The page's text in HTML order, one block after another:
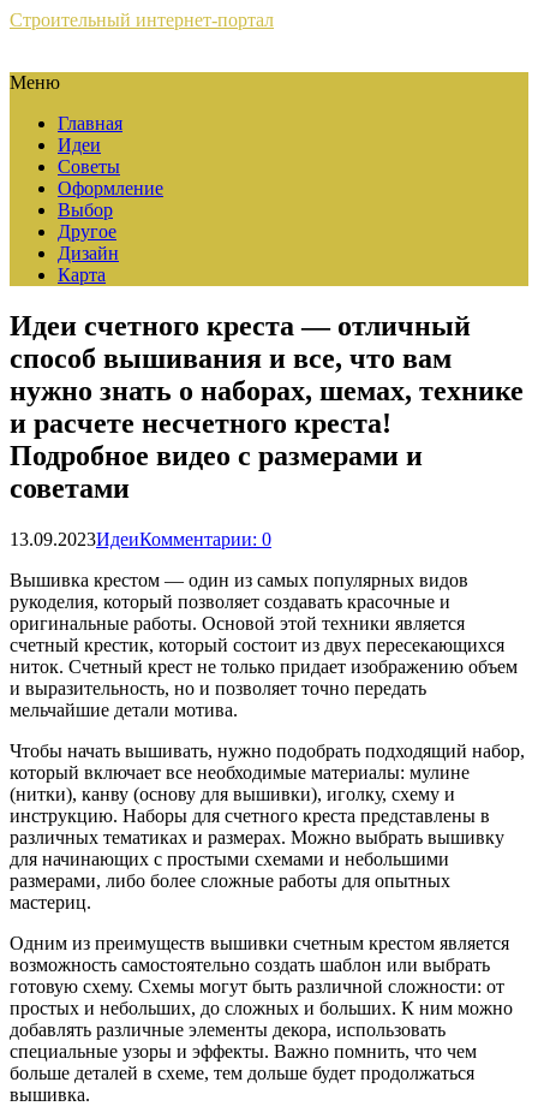
Строительный интернет-портал
Меню
Главная
Идеи
Советы
Оформление
Выбор
Другое
Дизайн
Карта
Идеи счетного креста — отличный
способ вышивания и все, что вам
нужно знать о наборах, шемах, технике
и расчете несчетного креста!
Подробное видео с размерами и
советами
13.09.2023ИдеиКомментарии: 0
Вышивка крестом — один из самых популярных видов
рукоделия, который позволяет создавать красочные и
оригинальные работы. Основой этой техники является
счетный крестик, который состоит из двух пересекающихся
ниток. Счетный крест не только придает изображению объем
и выразительность, но и позволяет точно передать
мельчайшие детали мотива.
Чтобы начать вышивать, нужно подобрать подходящий набор,
который включает все необходимые материалы: мулине
(нитки), канву (основу для вышивки), иголку, схему и
инструкцию. Наборы для счетного креста представлены в
различных тематиках и размерах. Можно выбрать вышивку
для начинающих с простыми схемами и небольшими
размерами, либо более сложные работы для опытных
мастериц.
Одним из преимуществ вышивки счетным крестом является
возможность самостоятельно создать шаблон или выбрать
готовую схему. Схемы могут быть различной сложности: от
простых и небольших, до сложных и больших. К ним можно
добавлять различные элементы декора, использовать
специальные узоры и эффекты. Важно помнить, что чем
больше деталей в схеме, тем дольше будет продолжаться
вышивка.